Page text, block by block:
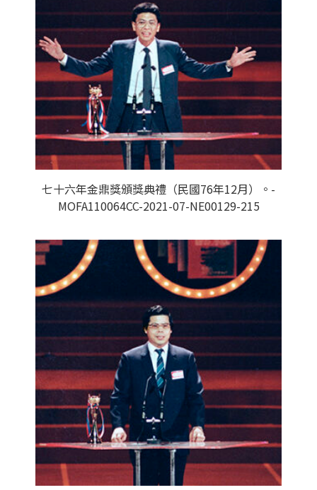
七十六年金鼎獎頒獎典禮（民國76年12月）。-
MOFA110064CC-2021-07-NE00129-215